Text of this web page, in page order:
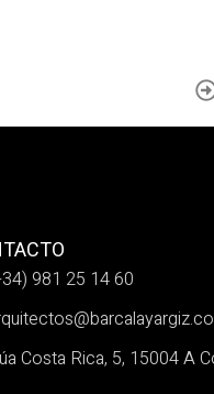
981 25 14 60
Costa Rica, 5, 15004 A